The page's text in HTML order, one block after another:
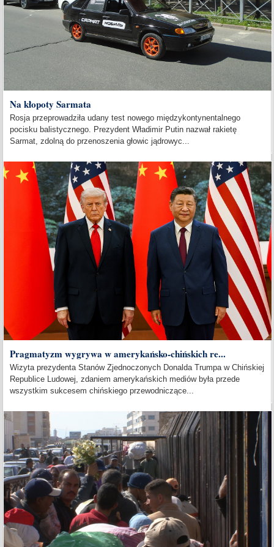
Na kłopoty Sarmata
Rosja przeprowadziła udany test nowego międzykontynentalnego
pocisku balistycznego. Prezydent Władimir Putin nazwał rakietę
Sarmat, zdolną do przenoszenia głowic jądrowyc...
Pragmatyzm wygrywa w amerykańsko-chińskich re...
Wizyta prezydenta Stanów Zjednoczonych Donalda Trumpa w Chińskiej
Republice Ludowej, zdaniem amerykańskich mediów była przede
wszystkim sukcesem chińskiego przewodniczące...